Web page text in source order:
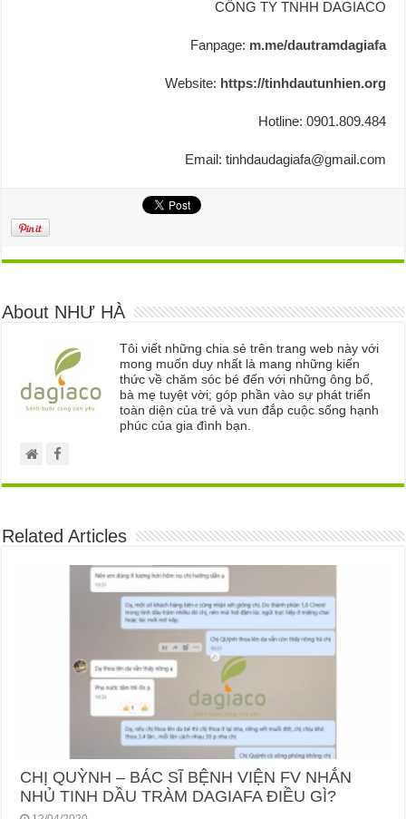
CÔNG TY TNHH DAGIACO
Fanpage: m.me/dautramdagiafa
Website: https://tinhdautunhien.org
Hotline: 0901.809.484
Email: tinhdaudagiafa@gmail.com
About NHƯ HÀ
Tôi viết những chia sẻ trên trang web này với
mong muốn duy nhất là mang những kiến
thức về chăm sóc bé đến với những ông bố,
bà mẹ tuyệt vời; góp phần vào sự phát triển
toàn diện của trẻ và vun đắp cuộc sống hạnh
phúc của gia đình bạn.
Related Articles
CHỊ QUỲNH – BÁC SĨ BỆNH VIỆN FV NHẮN
NHỦ TINH DẦU TRÀM DAGIAFA ĐIỀU GÌ?